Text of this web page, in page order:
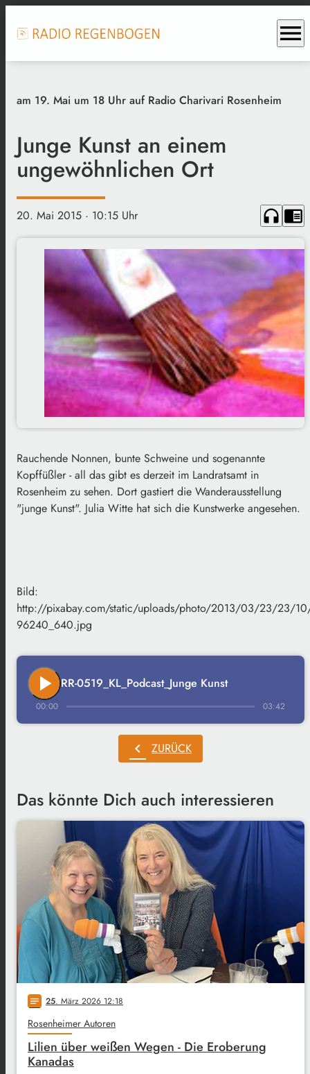
menu
am 19. Mai um 18 Uhr auf Radio Charivari Rosenheim
Junge Kunst an einem
ungewöhnlichen Ort
20. Mai 2015 · 10:15 Uhr headphones chrome_reader_mode
Rauchende Nonnen, bunte Schweine und sogenannte
Kopffüßler - all das gibt es derzeit im Landratsamt in
Rosenheim zu sehen. Dort gastiert die Wanderausstellung
"junge Kunst". Julia Witte hat sich die Kunstwerke angesehen.
Bild:
http://pixabay.com/static/uploads/photo/2013/03/23/23/
96240_640.jpg
play_arrow RR-0519_KL_Podcast_Junge Kunst
00:00 03:42
chevron_left ZURÜCK
Das könnte Dich auch interessieren
notes 25. März 2026 12:18
Rosenheimer Autoren
Lilien über weißen Wegen - Die Eroberung
Kanadas